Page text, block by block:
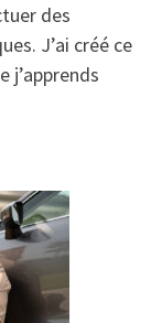
des
J’ai créé ce
j’apprends